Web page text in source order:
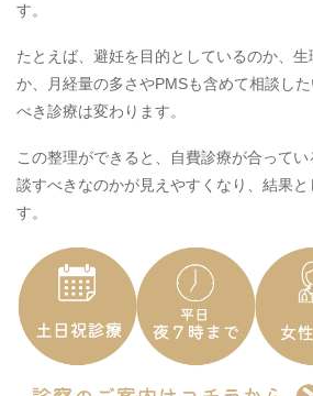
す。
たとえば、避妊を目的としているのか、
か、月経量の多さやPMSも含めて相談し
べき診療は変わります。
この整理ができると、自費診療が合って
談すべきなのかが見えやすくなり、結果と
す。